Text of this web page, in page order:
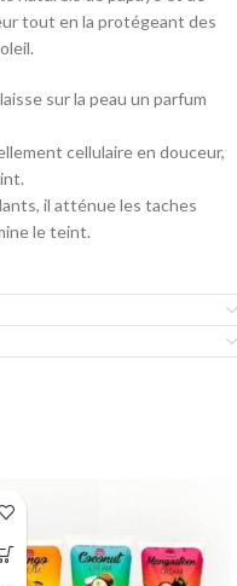
tout en la protégeant des
sur la peau un parfum
cellulaire en douceur,
il atténue les taches
le teint.